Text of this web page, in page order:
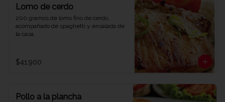
Lomo de cerdo
200 gramos de lomo fino de cerdo,
acompañado de spaghetti y ensalada de
la casa.
$41.900
Pollo a la plancha